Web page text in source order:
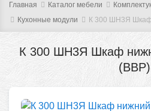
Главная Каталог мебели
Кухонные модули
К 300 ШН3Я
К 300 ШН3Я Шкаф
(ВВР)